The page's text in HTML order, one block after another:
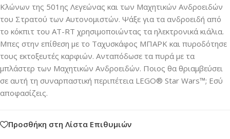
Κλώνων της 501ης Λεγεώνας και των Μαχητικών Ανδροειδών
του Στρατού των Αυτονομιστών. Ψάξε για τα ανδροειδή από
το κόκπιτ του AT-RT χρησιμοποιώντας τα ηλεκτρονικά κιάλια.
Μπες στην επίθεση με το Ταχυσκάφος ΜΠΑΡΚ και πυροδότησε
τους εκτοξευτές καρφιών. Ανταπόδωσε τα πυρά με τα
μπλάστερ των Μαχητικών Ανδροειδών. Ποιος θα θριαμβεύσει
σε αυτή τη συναρπαστική περιπέτεια LEGO® Star Wars™; Εσύ
αποφασίζεις.
Προσθήκη στη Λίστα Επιθυμιών